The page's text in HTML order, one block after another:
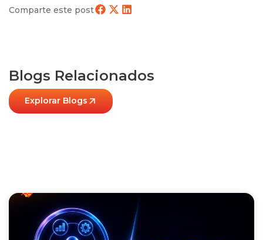
Comparte este post
Blogs Relacionados
Explorar Blogs